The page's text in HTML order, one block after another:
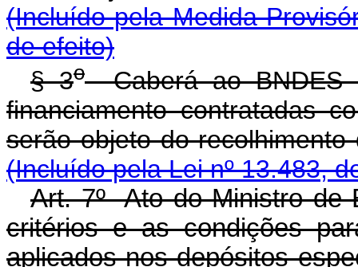
(Incluído pela Medida
de efeito)
§ 3oCaberá ao BNDES
financiamento contratadas
serão objeto do
(Incluído pela Lei nº 13.483,
Art. 7º Ato do Ministro de
critérios e as condições
aplicados nos depósitos